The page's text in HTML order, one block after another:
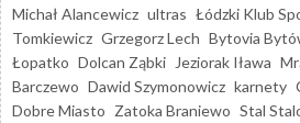
Michał Alancewicz ultras Łódzki Klub
Tomkiewicz Grzegorz Lech Bytovia
Łopatko Dolcan Ząbki Jeziorak Iława
Barczewo Dawid Szymonowicz karnety
Dobre Miasto Zatoka Braniewo Stal